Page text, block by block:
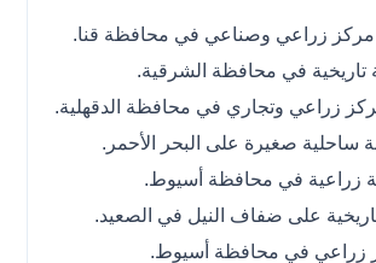
زراعي وصناعي في محافظة قنا.
تاريخية في محافظة الشرقية.
زراعي وتجاري في محافظة الدقهلية.
ساحلية صغيرة على البحر الأحمر.
زراعية في محافظة أسيوط.
تاريخية على ضفاف النيل في الصعيد.
زراعي في محافظة أسيوط.